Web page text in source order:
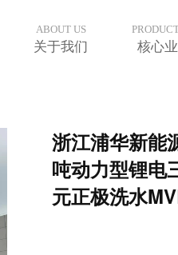
关于我们 核心
ABOUT US
浙江浦华新能
吨动力型锂电
元正极洗水